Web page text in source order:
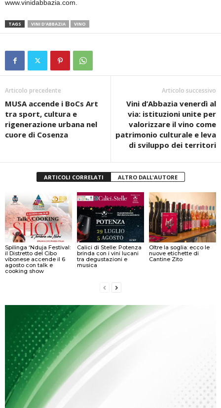
www.vinidabbazia.com.
TAGS VINI D’ABBAZIA VINO
Articolo precedente
MUSA accende i BoCs Art
tra sport, cultura e
rigenerazione urbana nel
cuore di Cosenza
Articolo successivo
Vini d’Abbazia venerdì al
via: istituzioni unite per
valorizzare il vino come
patrimonio culturale e leva
di sviluppo dei territori
ARTICOLI CORRELATI ALTRO DALL'AUTORE
Spilinga ‘Nduja Festival:
il Distretto del Cibo
vibonese accende il 6
agosto con talk e
cooking show
Calici di Stelle: Potenza
brinda con i vini lucani
tra degustazioni e
musica
Oltre la soglia: ecco le
nuove etichette di
Cantine Zito